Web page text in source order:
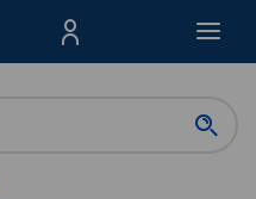
Menu Produktów,